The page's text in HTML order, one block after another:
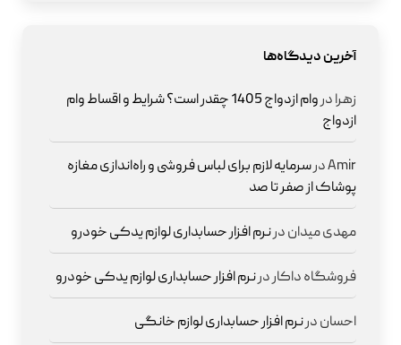
آخرین دیدگاه‌ها
زهرادر
وام ازدواج 1405 چقدر است؟ شرایط و اقساط وام
ازدواج
Amirدرسرمایه لازم برای لباس فروشی و راه‌اندازی مغازه
پوشاک از صفر تا صد
مهدی میداندرنرم افزار حسابداری لوازم یدکی خودرو
فروشگاه داکاردرنرم افزار حسابداری لوازم یدکی خودرو
احساندرنرم افزار حسابداری لوازم خانگی